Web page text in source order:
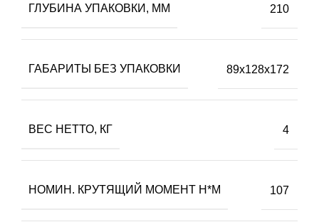
ГЛУБИНА УПАКОВКИ, ММ 210
ГАБАРИТЫ БЕЗ УПАКОВКИ 89х128х172
ВЕС НЕТТО, КГ 4
НОМИН. КРУТЯЩИЙ МОМЕНТ Н*М 107